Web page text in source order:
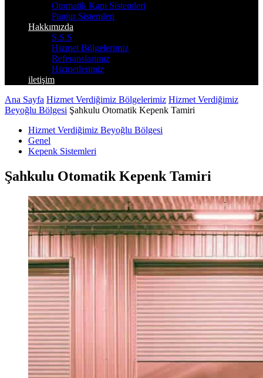
Otomatik Kapı Sistemleri
Panjur Sistemleri
Hakkımızda
S.S.S
Hizmet Bölgelerimiz
Referanslarımız
Hizmetlerimiz
iletişim
Ana Sayfa Hizmet Verdiğimiz Bölgelerimiz Hizmet Verdiğimiz
Beyoğlu Bölgesi Şahkulu Otomatik Kepenk Tamiri
Hizmet Verdiğimiz Beyoğlu Bölgesi
Genel
Kepenk Sistemleri
Şahkulu Otomatik Kepenk Tamiri